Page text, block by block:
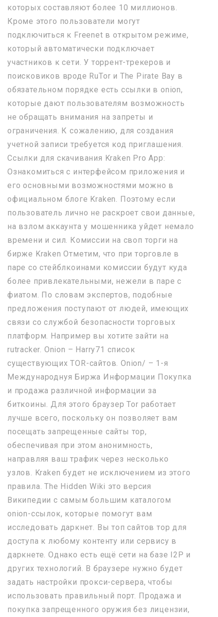
которых составляют более 10 миллионов.
Кроме этого пользователи могут
подключиться к Freenet в открытом режиме,
который автоматически подключает
участников к сети. У торрент-трекеров и
поисковиков вроде RuTor и The Pirate Bay в
обязательном порядке есть ссылки в onion,
которые дают пользователям возможность
не обращать внимания на запреты и
ограничения. К сожалению, для создания
учетной записи требуется код приглашения.
Ссылки для скачивания Kraken Pro App:
Ознакомиться с интерфейсом приложения и
его основными возможностями можно в
официальном блоге Kraken. Поэтому если
пользователь лично не раскроет свои данные,
на взлом аккаунта у мошенника уйдет немало
времени и сил. Комиссии на своп торги на
бирже Kraken Отметим, что при торговле в
паре со стейблкоинами комиссии будут куда
более привлекательными, нежели в паре с
фиатом. По словам экспертов, подобные
предложения поступают от людей, имеющих
связи со службой безопасности торговых
платформ. Например вы хотите зайти на
rutracker. Onion – Harry71 список
существующих TOR-сайтов. Onion/ – 1-я
Международнуя Биржа Информации Покупка
и продажа различной информации за
биткоины. Для этого браузер Tor работает
лучше всего, поскольку он позволяет вам
посещать запрещенные сайты тор,
обеспечивая при этом анонимность,
направляя ваш трафик через несколько
узлов. Kraken будет не исключением из этого
правила. The Hidden Wiki это версия
Википедии с самым большим каталогом
onion-ссылок, которые помогут вам
исследовать даркнет. Вы топ сайтов тор для
доступа к любому контенту или сервису в
даркнете. Однако есть ещё сети на базе I2P и
других технологий. В браузере нужно будет
задать настройки прокси-сервера, чтобы
использовать правильный порт. Продажа и
покупка запрещенного оружия без лицензии,